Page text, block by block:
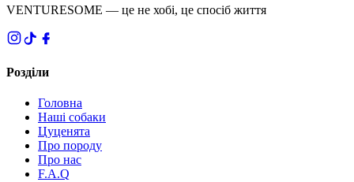
VENTURESOME — це не хобі, це спосіб життя
Розділи
Головна
Наші собаки
Цуценята
Про породу
Про нас
F.A.Q